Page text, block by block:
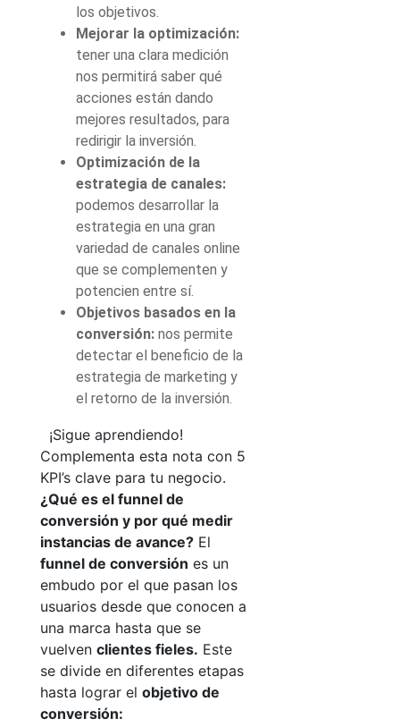
los objetivos.
Mejorar la optimización:
tener una clara medición
nos permitirá saber qué
acciones están dando
mejores resultados, para
redirigir la inversión.
Optimización de la
estrategia de canales:
podemos desarrollar la
estrategia en una gran
variedad de canales online
que se complementen y
potencien entre sí.
Objetivos basados en la
conversión: nos permite
detectar el beneficio de la
estrategia de marketing y
el retorno de la inversión.
¡Sigue aprendiendo!
Complementa esta nota con 5
KPI’s clave para tu negocio.
¿Qué es el funnel de
conversión y por qué medir
instancias de avance? El
funnel de conversión es un
embudo por el que pasan los
usuarios desde que conocen a
una marca hasta que se
vuelven clientes fieles. Este
se divide en diferentes etapas
hasta lograr el objetivo de
conversión: